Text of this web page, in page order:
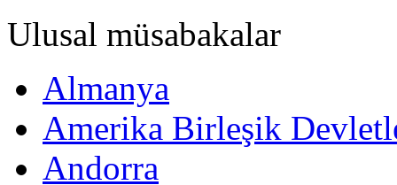
Ulusal müsabakalar
Almanya
Amerika Birleşik
Andorra